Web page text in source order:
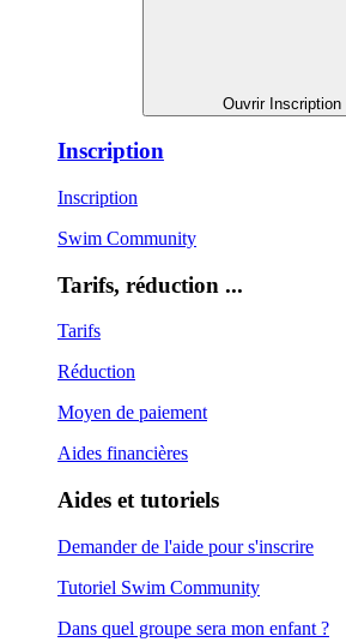
Ouvrir Inscription
Inscription
Inscription
Swim Community
Tarifs, réduction ...
Tarifs
Réduction
Moyen de paiement
Aides financières
Aides et tutoriels
Demander de l'aide pour s'inscrire
Tutoriel Swim Community
Dans quel groupe sera mon enfant ?